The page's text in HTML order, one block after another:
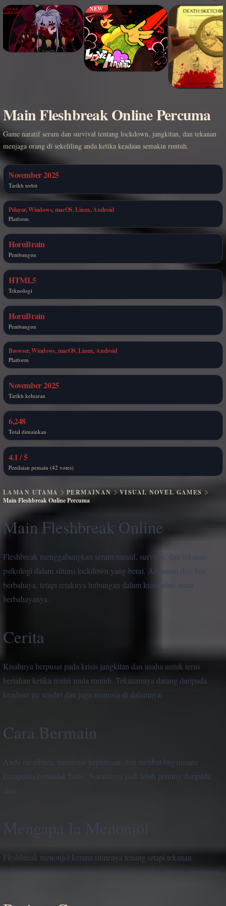
NEW
Main Fleshbreak Online Percuma
Game naratif seram dan survival tentang lockdown, jangkitan, dan tekanan
menjaga orang di sekeliling anda ketika keadaan semakin runtuh.
November 2025
Tarikh terbit
Pelayar, Windows, macOS, Linux, Android
Platform
HoruBrain
Pembangun
HTML5
Teknologi
HoruBrain
Pembangun
Browser, Windows, macOS, Linux, Android
Platform
November 2025
Tarikh keluaran
6,248
Total dimainkan
4.1 / 5
Penilaian pemain (42 votes)
LAMAN UTAMA PERMAINAN
VISUAL NOVEL GAMES
Main Fleshbreak Online Percuma
Main Fleshbreak Online
Fleshbreak menggabungkan seram naratif, survival, dan tekanan
psikologi dalam situasi lockdown yang berat. Ancaman dari luar
berbahaya, tetapi retaknya hubungan dalam kumpulan sama
berbahayanya.
Cerita
Kisahnya berpusat pada krisis jangkitan dan usaha untuk terus
bertahan ketika realiti mula runtuh. Tekanannya datang daripada
keadaan itu sendiri dan juga manusia di dalamnya.
Cara Bermain
Anda membaca, membuat keputusan, dan melihat bagaimana
kumpulan bertindak balas. Naratifnya jauh lebih penting daripada
aksi.
Mengapa Ia Menonjol
Fleshbreak menonjol kerana ritmenya tenang tetapi tekanan
psikologinya terus meningkat dari satu adegan ke adegan seterusnya.